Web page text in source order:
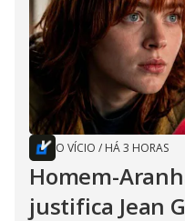
O VÍCIO / HÁ 3 HORAS
Homem-
justifica Jean